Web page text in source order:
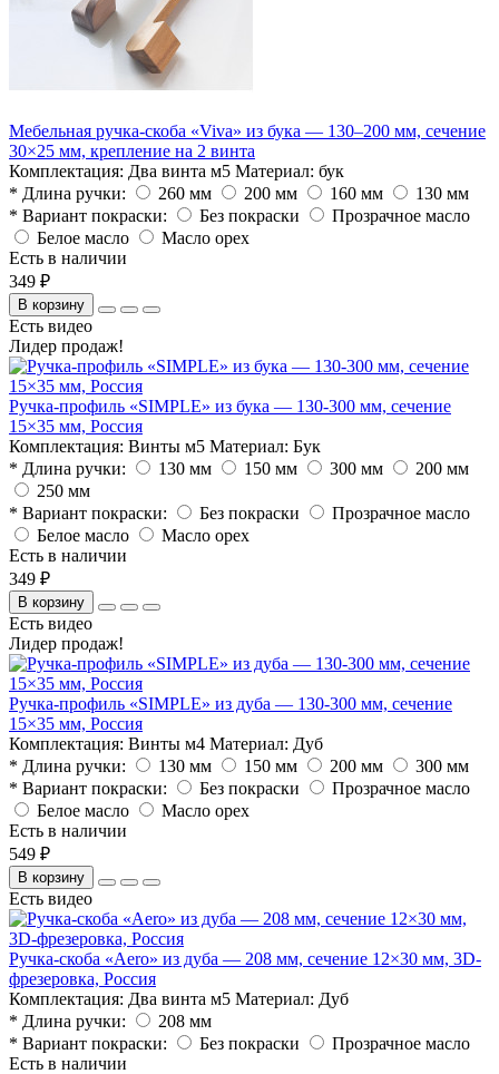
Мебельная ручка-скоба «Viva» из бука — 130–200 мм, сечение
30×25 мм, крепление на 2 винта
Комплектация: Два винта м5 Материал: бук
* Длина ручки:
260 мм 200 мм 160 мм
130 мм
* Вариант покраски:
Без покраски
Прозрачное масло
Белое масло
Масло орех
Есть в наличии
349 ₽
В корзину
Есть видео
Лидер продаж!
Ручка-профиль «SIMPLE» из бука — 130-300 мм, сечение
15×35 мм, Россия
Комплектация: Винты м5 Материал: Бук
* Длина ручки:
130 мм 150 мм 300 мм
200 мм
250 мм
* Вариант покраски:
Без покраски
Прозрачное масло
Белое масло
Масло орех
Есть в наличии
349 ₽
В корзину
Есть видео
Лидер продаж!
Ручка-профиль «SIMPLE» из дуба — 130-300 мм, сечение
15×35 мм, Россия
Комплектация: Винты м4 Материал: Дуб
* Длина ручки:
130 мм 150 мм 200 мм
300 мм
* Вариант покраски:
Без покраски
Прозрачное масло
Белое масло
Масло орех
Есть в наличии
549 ₽
В корзину
Есть видео
Ручка-скоба «Aero» из дуба — 208 мм, сечение 12×30 мм, 3D-
фрезеровка, Россия
Комплектация: Два винта м5 Материал: Дуб
* Длина ручки:
208 мм
* Вариант покраски:
Без покраски
Прозрачное масло
Есть в наличии